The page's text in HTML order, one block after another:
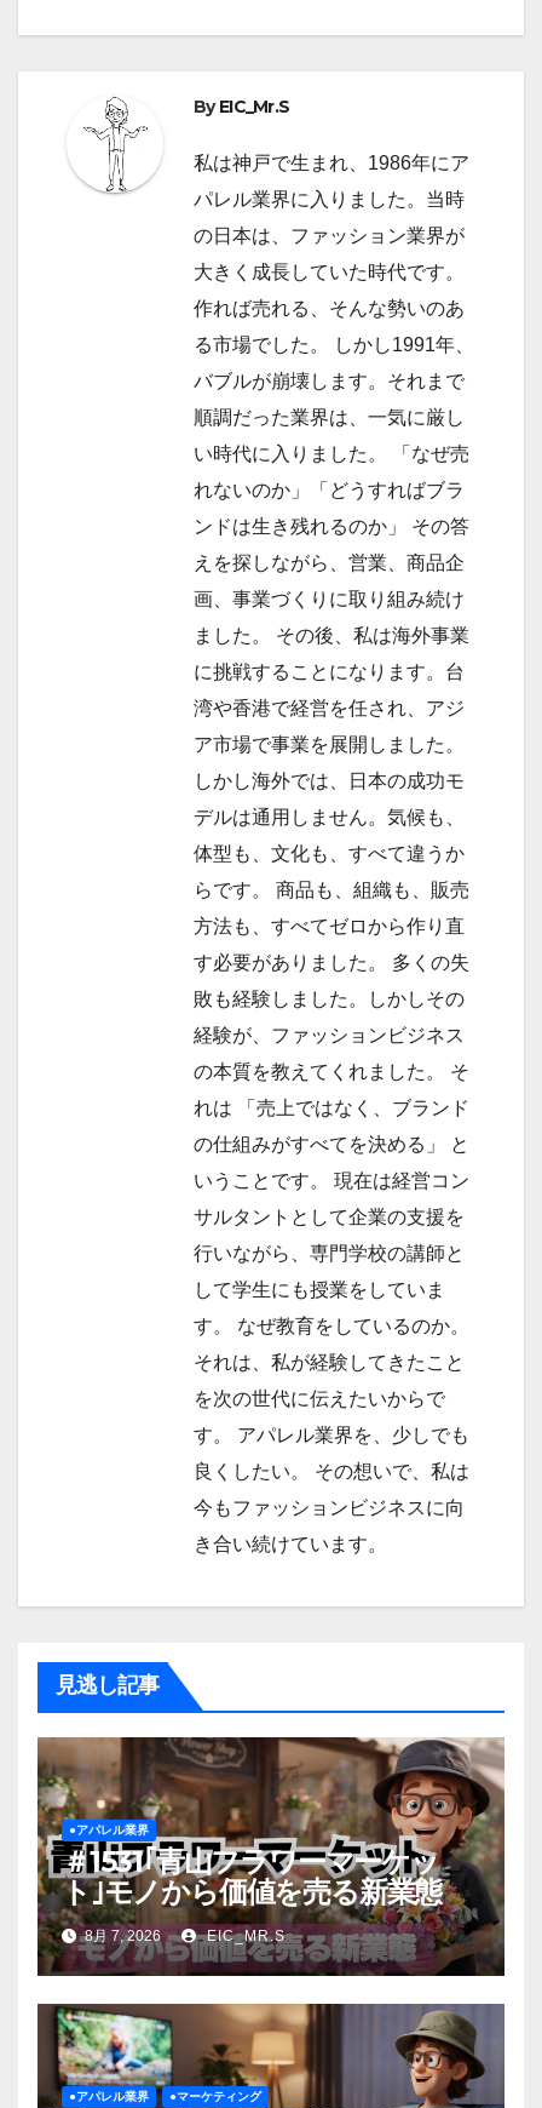
ビ
ー
シ
ByEIC_Mr.S
私は神戸で生まれ、1986年にア
パレル業界に入りました。当時
の日本は、ファッション業界が
大きく成長していた時代です。
作れば売れる、そんな勢いのあ
る市場でした。 しかし1991年、
バブルが崩壊します。それまで
順調だった業界は、一気に厳し
い時代に入りました。 「なぜ売
れないのか」「どうすればブラ
ンドは生き残れるのか」 その答
えを探しながら、営業、商品企
画、事業づくりに取り組み続け
ました。 その後、私は海外事業
に挑戦することになります。台
湾や香港で経営を任され、アジ
ア市場で事業を展開しました。
しかし海外では、日本の成功モ
デルは通用しません。気候も、
体型も、文化も、すべて違うか
らです。 商品も、組織も、販売
方法も、すべてゼロから作り直
す必要がありました。 多くの失
敗も経験しました。しかしその
経験が、ファッションビジネス
の本質を教えてくれました。 そ
れは 「売上ではなく、ブランド
の仕組みがすべてを決める」 と
いうことです。 現在は経営コン
サルタントとして企業の支援を
行いながら、専門学校の講師と
して学生にも授業をしていま
す。 なぜ教育をしているのか。
それは、私が経験してきたこと
を次の世代に伝えたいからで
す。 アパレル業界を、少しでも
良くしたい。 その想いで、私は
今もファッションビジネスに向
き合い続けています。
見逃し記事
●アパレル業界
＃1531｢青山フラワーマーケッ
ト｣モノから価値を売る新業態
8月 7, 2026 EIC_MR.S
●アパレル業界 ●マーケティング